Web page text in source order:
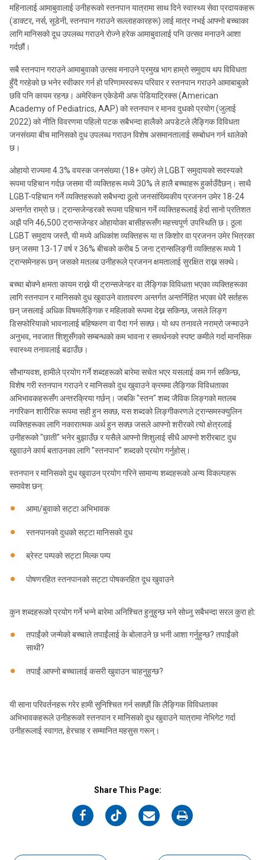
महिनालाई आमाबुवालाई उनीहरूको स्तनपान यात्रामा साथ दिने स्वास्थ्य सेवा प्रदायकहरू
(डाक्टर, नर्स, सूडेनी, स्तनपान गराउने सल्लाहकारहरू) लाई मात्र नभई आफ्नो बच्चाका
लागि मानिसको दूध उपलब्ध गराउने रोज्ने हरेक आमाबुवालाई पनि उत्सव मनाउने आशा
गर्दछौं।
सबै स्तनपान गराउने आमाबुवाको उत्सव मनाउने प्रमुख भाग हाम्रो समुदाय थप विविधता
हुँदै गरहेको छ भनेर स्वीकार गर्न हो परिणामस्वरूप परिवार र स्तनपान गराउने आमाबाबुको
छवि पनि कायम रहन्छ। अमेरिकन एकेडेमी अफ पेडियाट्रिक्स (American
Academy of Pediatrics, AAP) को स्तनपान र मानव दुधको प्रयोग (जुलाई
2022) को नीति विवरणमा पहिलो पटक सबैभन्दा हालैको अपडेटले लैङ्गिक विविधता
जनसंख्या बीच मानिसको दुध उपलब्ध गराउन विशेष असमानतालाई सम्बोधन गर्न थालेको
छ।
ओहायो राज्यमा 4.3% वयस्क जनसंख्या (18+ उमेर) ले LGBT समुदायको सदस्यको
रूपमा पहिचान गर्दछ जसमा यी व्यक्तिहरू मध्ये 30% ले हालै बच्चाहरू हुर्काउँदैछन्। साथै
LGBT-पहिचान गर्ने व्यक्तिहरूको सबैभन्दा ठूलो जनसांख्यिकीय प्रजनन उमेर 18-24
अन्तर्गत राम्रो छ। ट्रान्सजेन्डरको रूपमा पहिचान गर्ने व्यक्तिहरूलाई हेर्दा सानो प्रतिशत
अझै पनि 46,500 ट्रान्सजेन्डर ओहायोका बासीहरूसँग महत्त्वपूर्ण उपस्थिति छ। ठूला
LGBT समुदाय जस्तै, यी मध्ये अधिकांश व्यक्तिहरू या त किशोर वा प्रजनन उमेर भित्रका
छन् जसमा 13-17 वर्ष र 36% बीचको करीब 5 जना ट्रान्सलिङ्गी व्यक्तिहरू मध्ये 1
ट्रान्समेनहरू छन् जसको मतलब उनीहरूले प्रजनन क्षमतालाई सुरक्षित राख्न सक्थे।
बच्चा बोक्ने क्षमता कायम राख्ने यी ट्रान्सजेन्डर वा लैङ्गिक विविधता भएका व्यक्तिहरूका
लागि स्तनपान र मानिसको दुध खुवाउने वातावरण अन्तर्गत अन्तर्निहित भएका धेरै सर्तहरू
छन् जसलाई अधिक विषमलैङ्गिक र महिलाको रूपमा देख्न सकिन्छ, जसले लिङ्ग
डिसफोरियाको भावनालाई बहिष्करण वा पैदा गर्न सक्छ। यो थप तनावले नराम्रो जन्माउने
अनुभव, नवजात शिशुसँगको सम्बन्धको कम भावना र समर्थनको स्पष्ट कमीले गर्दा मानसिक
स्वास्थ्य तनावलाई बढाउँछ।
सौभाग्यवश, हामीले प्रयोग गर्ने शब्दहरूको बारेमा सचेत भएर यसलाई कम गर्न सकिन्छ,
विशेष गरी स्तनपान गराउने र मानिसको दुध खुवाउने क्रममा लैङ्गिक विविधताका
अभिभावकहरूसँग अन्तरक्रिया गर्छन्। जबकि "स्तन" शब्द जैविक लिङ्गको मतलब
नगरिकन शारीरिक रूपमा सही हुन सक्छ, यस शब्दको लिङ्गीकरणले ट्रान्समस्क्युलिन
व्यक्तिहरूका लागि नकारात्मक अर्थ हुन सक्छ जसले आफ्नो शरीरको त्यो क्षेत्रलाई
उनीहरूको "छाती" भनेर बुझाउँछ र यसैले आफ्नो शिशुलाई सीधै आफ्नो शरीरबाट दुध
खुवाउने कार्य बताउनका लागि "स्तनपान" शब्दको प्रयोग गर्नुहोस्।
स्तनपान र मानिसको दुध खुवाउन प्रयोग गरिने सामान्य शब्दहरूको अन्य विकल्पहरू
समावेश छन्:
आमा/बुवाको सट्टा अभिभावक
स्तनपानको दुधको सट्टा मानिसको दुध
ब्रेस्ट पम्पको सट्टा मिल्क पम्प
पोषणरहित स्तनपानको सट्टा पोषकरहित दूध खुवाउने
कुन शब्दहरूको प्रयोग गर्ने भन्ने बारेमा अनिश्चित हुनुहुन्छ भने सोध्नु सबैभन्दा सरल कुरा हो:
तपाईंको जन्मेको बच्चाले तपाईंलाई के बोलाउने छ भनी आशा गर्नुहुन्छ? तपाईंको
साथी?
तपाईं आफ्नो बच्चालाई कसरी खुवाउन चाहनुहुन्छ?
यी साना परिवर्तनहरू गरेर हामी सुनिश्चित गर्न सक्छौं कि लैङ्गिक विविधताका
अभिभावकहरूले उनीहरूको स्तनपान र मानिसको दुध खुवाउने यात्रामा नेभिगेट गर्दा
उनीहरूलाई स्वागत, हेरचाह र सम्मानित महसुस गरून्।
Share This Page:
on
on
on
on